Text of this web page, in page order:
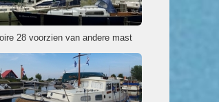
28 voorzien van andere mast